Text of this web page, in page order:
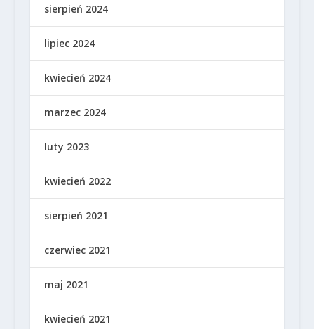
sierpień 2024
lipiec 2024
kwiecień 2024
marzec 2024
luty 2023
kwiecień 2022
sierpień 2021
czerwiec 2021
maj 2021
kwiecień 2021